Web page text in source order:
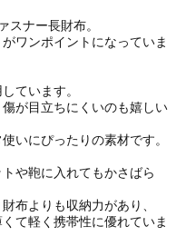
スナー長財布。
ワンポイントになっていま
ています。
が目立ちにくいのも嬉しい
いにぴったりの素材です。
や鞄に入れてもかさばら
布よりも収納力があり、
て軽く携帯性に優れていま